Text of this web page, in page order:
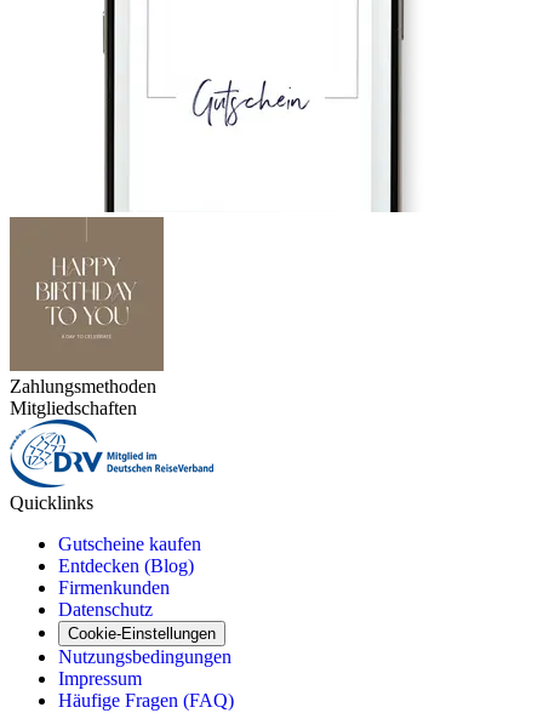
Zahlungsmethoden
Mitgliedschaften
Quicklinks
Gutscheine kaufen
Entdecken (Blog)
Firmenkunden
Datenschutz
Cookie-Einstellungen
Nutzungsbedingungen
Impressum
Häufige Fragen (FAQ)